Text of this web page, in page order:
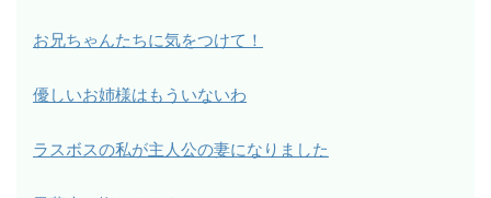
お兄ちゃんたちに気をつけて！
優しいお姉様はもういないわ
ラスボスの私が主人公の妻になりました